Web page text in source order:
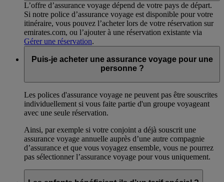
L’offre d’assurance voyage dépend de votre pays de départ.
Si notre police d’assurance voyage est disponible pour votre
itinéraire, vous pouvez l’acheter lors de votre réservation sur
emirates.com, ou l’ajouter à une réservation existante via
Gérer une réservation.
Puis-je acheter une assurance voyage pour une
personne ?
Les polices d'assurance voyage ne peuvent pas être souscrites
individuellement si vous faite partie d'un groupe voyageant
avec une seule réservation.
Ainsi, par exemple si votre conjoint a déjà souscrit une
assurance voyage annuelle auprès d’une autre compagnie
d’assurance et que vous voyagez ensemble, vous ne pourrez
pas sélectionner l’assurance voyage pour vous uniquement.